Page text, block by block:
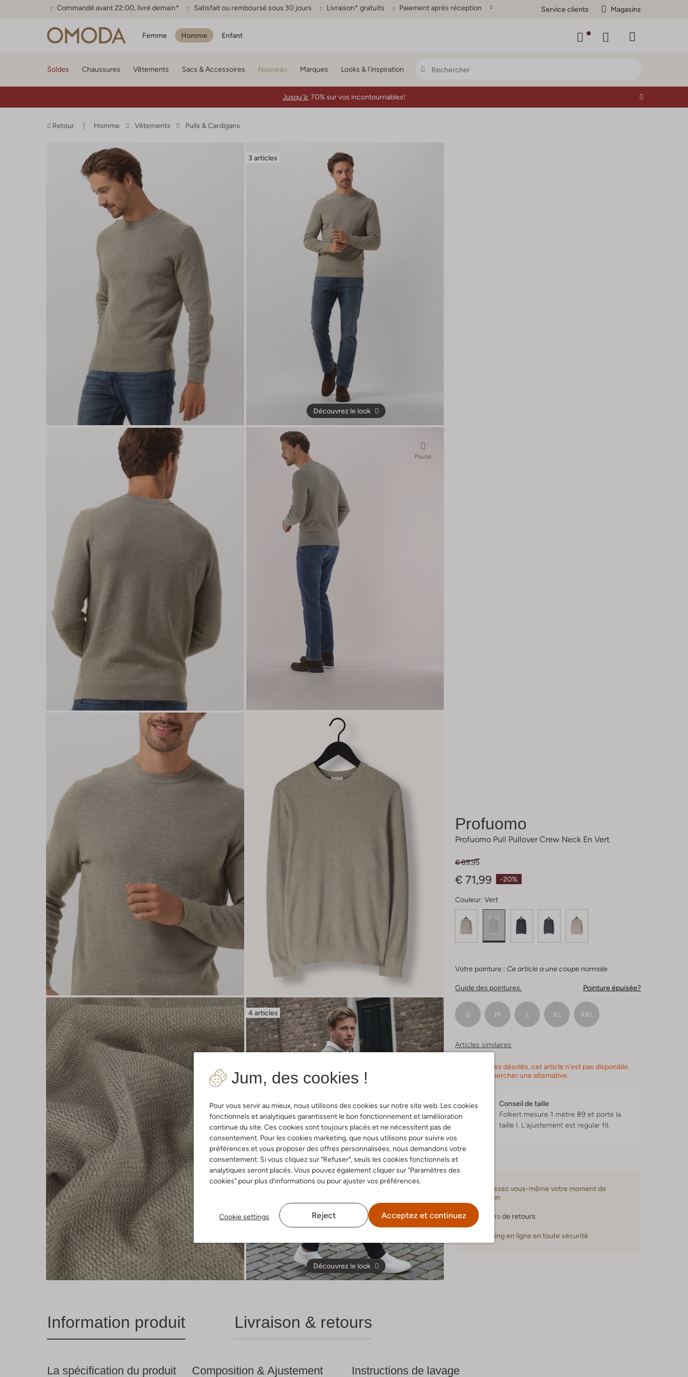
Commandé avant 22:00, livré demain* Satisfait ou remboursé sous 30 jours Livraison* gratuits Paiement après réception Service clients Magasins
Femme Homme Enfant
Jum, des cookies !
Pour vous servir au mieux, nous utilisons des cookies sur notre site web. Les cookies
fonctionnels et analytiques garantissent le bon fonctionnement et lamélioration
continue du site. Ces cookies sont toujours placés et ne nécessitent pas de
consentement. Pour les cookies marketing, que nous utilisons pour suivre vos
préférences et vous proposer des offres personnalisées, nous demandons votre
consentement. Si vous cliquez sur "Refuser", seuls les cookies fonctionnels et
analytiques seront placés. Vous pouvez également cliquer sur "Paramètres des
cookies" pour plus d’informations ou pour ajuster vos préférences.
Cookie settings Reject Acceptez et continuez
Soldes Chaussures Vêtements Sacs & Accessoires Nouveau Marques Looks & l'inspiration
Jusqu'à: 70% sur vos incontournables!
Retour Homme Vêtements Pulls & Cardigans
3 articles
Découvrez le look
Pause
4 articles
Découvrez le look
Profuomo
Profuomo Pull Pullover Crew Neck En Vert
-20%
€ 89,95
€ 71,99
Couleur: Vert
Votre pointure : Ce article a une coupe normale
Guide des pointures. Pointure épuisée?
S M L XL XXL
Articles similaires
Nous sommes désolés, cet article n'est pas disponible.
Veuillez rechercher une alternative.
Conseil de taille
Folkert mesure 1 mètre 89 et porte la
taille l. L'ajustement est regular fit.
Choisissez vous-même votre moment de
livraison
30 jours de retours
Shopping en ligne en toute sécurité
Information produit Livraison & retours
La spécification du produit Composition & Ajustement Instructions de lavage